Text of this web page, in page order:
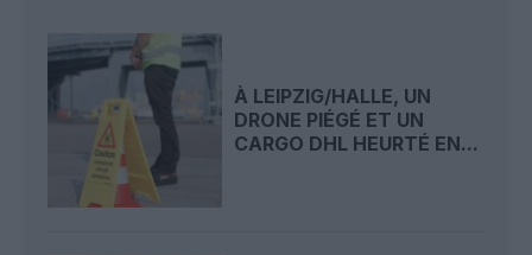
À LEIPZIG/HALLE, UN
DRONE PIÉGÉ ET UN
CARGO DHL HEURTÉ EN...